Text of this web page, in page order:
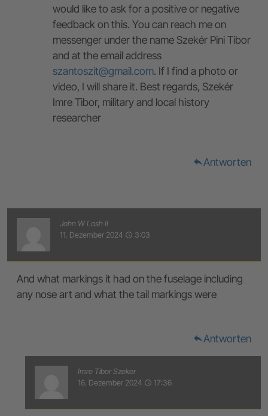
would like to ask for a positive or negative
feedback on this. You can reach me on
messenger under the name Szekér Pini Tibor
and at the email address
szantoszit@gmail.com. If I find a photo or
video, I will share it. Best regards, Szekér
Imre Tibor, military and local history
researcher
replyAntworten
John W Losh II
11. Dezember 2024 access_time 3:03
And what markings it had on the fuselage including
any nose art and what the tail markings were
replyAntworten
Imre Tibor Szeker
16. Dezember 2024 access_time 17:36